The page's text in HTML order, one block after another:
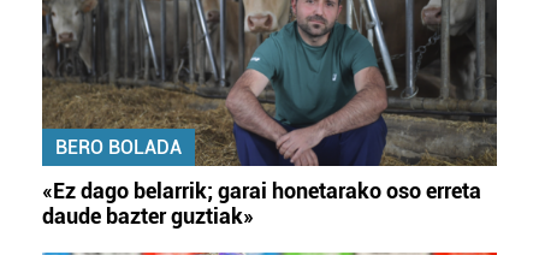
BERO BOLADA
«Ez dago belarrik; garai honetarako oso erreta
daude bazter guztiak»